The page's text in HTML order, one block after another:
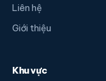
Liên hệ
Giới thiệu
Khu vực